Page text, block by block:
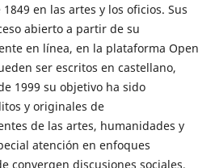
en las artes y los oficios. Sus
abierto a partir de su
en línea, en la plataforma Open
ser escritos en castellano,
1999 su objetivo ha sido
y originales de
de las artes, humanidades y
atención en enfoques
convergen discusiones sociales,